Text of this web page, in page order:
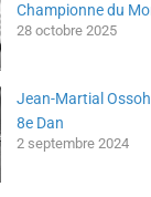
Championne du
28 octobre 2025
Jean-Martial
8e Dan
2 septembre 2024